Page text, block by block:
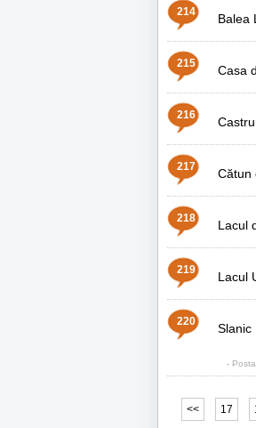
214 Balea
215 Casa
216
217 Cătun
218 Lacul
219 Lacul
220 Slanic
-
<< 17